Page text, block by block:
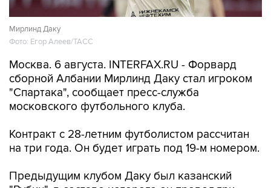
Мирлинд Даку
Фото: Егор Алеев/ТАСС
Москва. 6 августа. INTERFAX.RU - Форвард
сборной Албании Мирлинд Даку стал игроком
"Спартака", сообщает пресс-служба
московского футбольного клуба.
Контракт с 28-летним футболистом рассчитан
на три года. Он будет играть под 19-м номером.
Предыдущим клубом Даку был казанский